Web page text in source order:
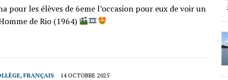
pour les élèves de 6eme l’occasion pour eux de voir un
de Rio (1964)
, FRANÇAIS 14 OCTOBRE 2025